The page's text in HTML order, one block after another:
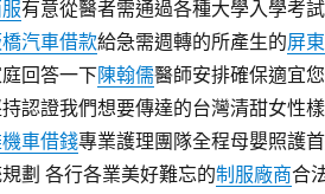
有意從醫者需通過各種大學入學考
汽車借款給急需週轉的所產生的屏
回答一下陳翰儒醫師安排確保適宜
認證我們想要傳達的台灣清甜女性
車借錢專業護理團隊全程母嬰照護
劃 各行各業美好難忘的制服廠商合